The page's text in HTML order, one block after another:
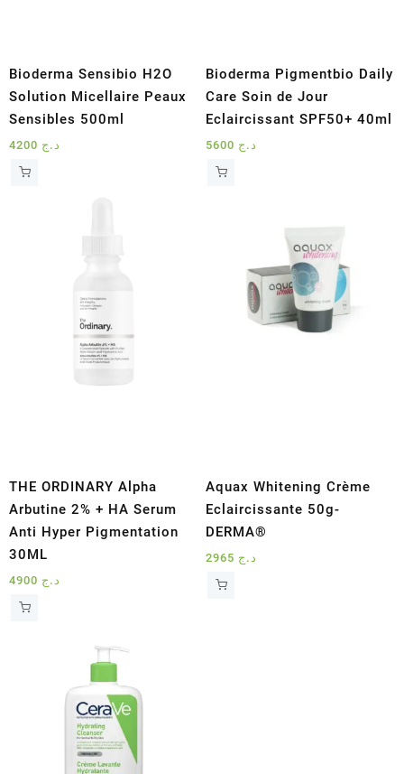
Bioderma Sensibio H2O
Solution Micellaire Peaux
Sensibles 500ml
د.ج
Bioderma Pigmentbio Daily
Care Soin de Jour
Eclaircissant SPF50+ 40ml
د.ج
THE ORDINARY Alpha
Arbutine 2% + HA Serum
Anti Hyper Pigmentation
30ML
د.ج
Aquax Whitening Crème
Eclaircissante 50g-
DERMA®
د.ج